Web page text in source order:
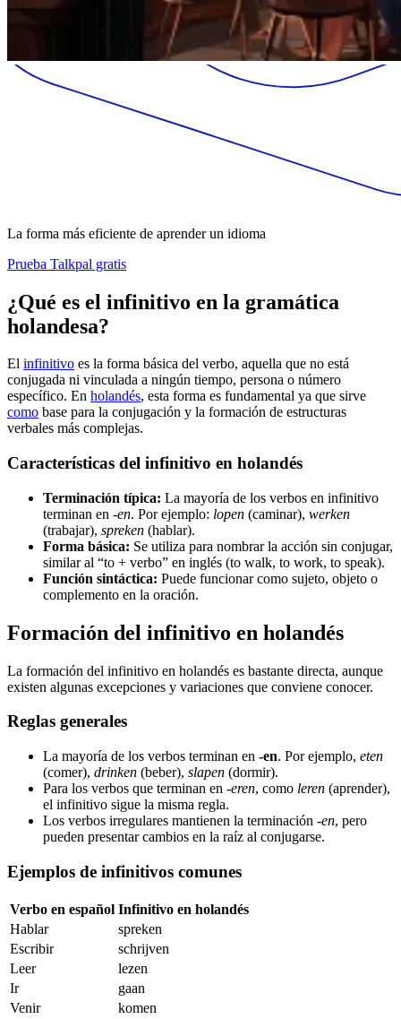
La forma más eficiente de aprender un idioma
Prueba Talkpal gratis
¿Qué es el infinitivo en la gramática
holandesa?
El infinitivo es la forma básica del verbo, aquella que no está
conjugada ni vinculada a ningún tiempo, persona o número
específico. En holandés, esta forma es fundamental ya que sirve
como base para la conjugación y la formación de estructuras
verbales más complejas.
Características del infinitivo en holandés
Terminación típica: La mayoría de los verbos en infinitivo
terminan en -en. Por ejemplo: lopen (caminar), werken
(trabajar), spreken (hablar).
Forma básica: Se utiliza para nombrar la acción sin conjugar,
similar al “to + verbo” en inglés (to walk, to work, to speak).
Función sintáctica: Puede funcionar como sujeto, objeto o
complemento en la oración.
Formación del infinitivo en holandés
La formación del infinitivo en holandés es bastante directa, aunque
existen algunas excepciones y variaciones que conviene conocer.
Reglas generales
La mayoría de los verbos terminan en -en. Por ejemplo, eten
(comer), drinken (beber), slapen (dormir).
Para los verbos que terminan en -eren, como leren (aprender),
el infinitivo sigue la misma regla.
Los verbos irregulares mantienen la terminación -en, pero
pueden presentar cambios en la raíz al conjugarse.
Ejemplos de infinitivos comunes
Verbo en español Infinitivo en holandés
Hablar
spreken
Escribir
schrijven
Leer
lezen
Ir
gaan
Venir
komen